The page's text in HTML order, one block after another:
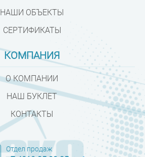
НАШИ ОБЪЕКТЫ
СЕРТИФИКАТЫ
КОМПАНИЯ
О КОМПАНИИ
НАШ БУКЛЕТ
КОНТАКТЫ
Отдел продаж